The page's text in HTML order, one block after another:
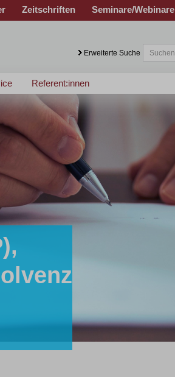
Zeitschriften Seminare/Webinare
Erweiterte Suche
Referent:innen